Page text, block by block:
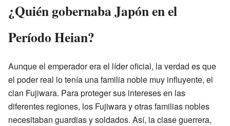
¿Quién gobernaba Japón en el
Período Heian?
Aunque el emperador era el líder oficial, la verdad es que
el poder real lo tenía una familia noble muy influyente, el
clan Fujiwara. Para proteger sus intereses en las
diferentes regiones, los Fujiwara y otras familias nobles
necesitaban guardias y soldados. Así, la clase guerrera,